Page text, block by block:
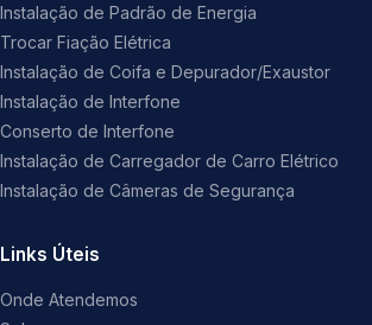
Instalação de Padrão de Energia
Trocar Fiação Elétrica
Instalação de Coifa e Depurador/Exaustor
Instalação de Interfone
Conserto de Interfone
Instalação de Carregador de Carro Elétrico
Instalação de Câmeras de Segurança
Links Úteis
Onde Atendemos